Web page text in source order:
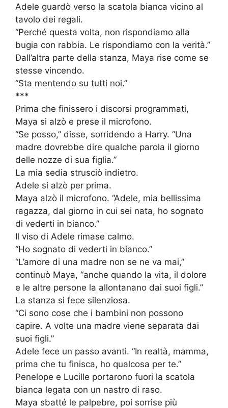
Adele guardò verso la scatola bianca vicino al
tavolo dei regali.
“Perché questa volta, non rispondiamo alla
bugia con rabbia. Le rispondiamo con la verità.”
Dall’altra parte della stanza, Maya rise come se
stesse vincendo.
“Sta mentendo su tutti noi.”
***
Prima che finissero i discorsi programmati,
Maya si alzò e prese il microfono.
“Se posso,” disse, sorridendo a Harry. “Una
madre dovrebbe dire qualche parola il giorno
delle nozze di sua figlia.”
La mia sedia strusciò indietro.
Adele si alzò per prima.
Maya alzò il microfono. “Adele, mia bellissima
ragazza, dal giorno in cui sei nata, ho sognato
di vederti in bianco.”
Il viso di Adele rimase calmo.
“Ho sognato di vederti in bianco.”
“L’amore di una madre non se ne va mai,”
continuò Maya, “anche quando la vita, il dolore
e le altre persone la allontanano dai suoi figli.”
La stanza si fece silenziosa.
“Ci sono cose che i bambini non possono
capire. A volte una madre viene separata dai
suoi figli.”
Adele fece un passo avanti. “In realtà, mamma,
prima che tu finisca, ho qualcosa per te.”
Penelope e Lucille portarono fuori la scatola
bianca legata con un nastro di raso.
Maya sbatté le palpebre, poi sorrise più